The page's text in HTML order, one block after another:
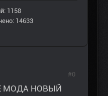
1158
14633
МОДА НОВЫЙ
#0